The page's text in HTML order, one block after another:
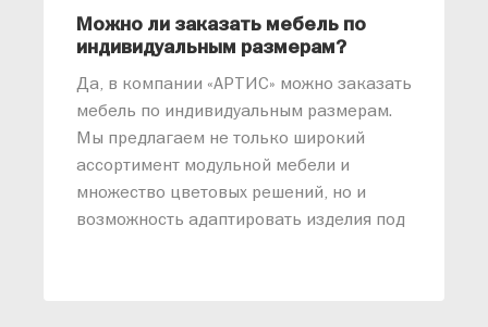
Можно ли заказать мебель по
индивидуальным размерам?
Да, в компании «АРТИС» можно заказать
мебель по индивидуальным размерам.
Мы предлагаем не только широкий
ассортимент модульной мебели и
множество цветовых решений, но и
возможность адаптировать изделия под